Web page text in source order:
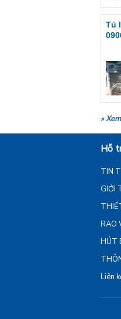
Tủ
»
Hỗ
TIN
GIỚI
RAO
HÚT
Liên